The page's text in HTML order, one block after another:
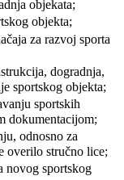
objekata;
objekta;
za razvoj sporta
dogradnja,
sportskog objekta;
sportskih
dokumentacijom;
odnosno za
overilo stručno lice;
novog sportskog